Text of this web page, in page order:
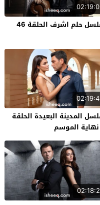
حلم اشرف الحلقة 46
المدينة البعيدة الحلقة